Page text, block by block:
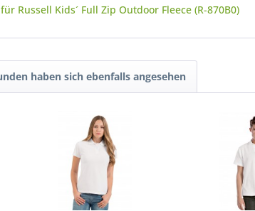
Russell Kids´ Full Zip Outdoor Fleece (R-870B0)
haben sich ebenfalls angesehen